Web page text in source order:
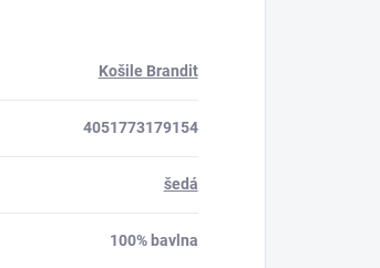
Košile Brandit
4051773179154
šedá
100% bavlna